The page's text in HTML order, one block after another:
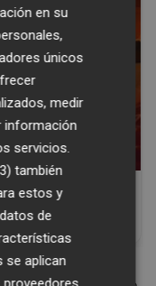
escuela
en su
únicos
medir
información
servicios.
también
estos y
de
se aplican